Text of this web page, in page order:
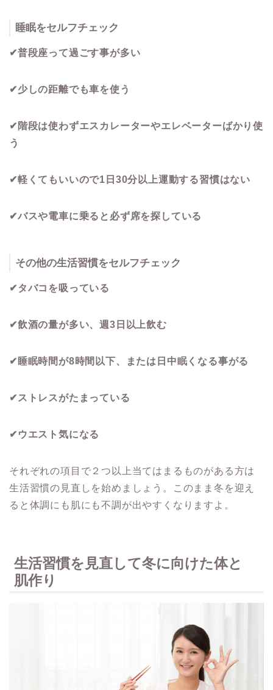
睡眠をセルフチェック
✔︎普段座って過ごす事が多い
✔︎少しの距離でも車を使う
✔︎階段は使わずエスカレーターやエレベーターばかり使
う
✔︎軽くてもいいので1日30分以上運動する習慣はない
✔︎バスや電車に乗ると必ず席を探している
その他の生活習慣をセルフチェック
✔︎タバコを吸っている
✔︎飲酒の量が多い、週3日以上飲む
✔︎睡眠時間が8時間以下、または日中眠くなる事がる
✔︎ストレスがたまっている
✔︎ウエスト気になる
それぞれの項目で２つ以上当てはまるものがある方は
生活習慣の見直しを始めましょう。このまま冬を迎え
ると体調にも肌にも不調が出やすくなりますよ。
生活習慣を見直して冬に向けた体と
肌作り